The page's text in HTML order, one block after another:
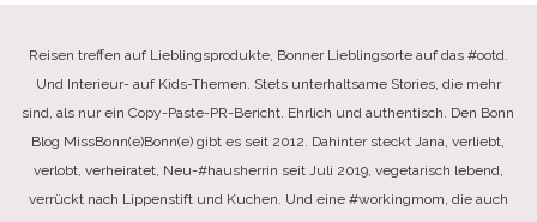
Reisen treffen auf Lieblingsprodukte, Bonner Lieblingsorte auf das #ootd.
Und Interieur- auf Kids-Themen. Stets unterhaltsame Stories, die mehr
sind, als nur ein Copy-Paste-PR-Bericht. Ehrlich und authentisch. Den Bonn
Blog MissBonn(e)Bonn(e) gibt es seit 2012. Dahinter steckt Jana, verliebt,
verlobt, verheiratet, Neu-#hausherrin seit Juli 2019, vegetarisch lebend,
verrückt nach Lippenstift und Kuchen. Und eine #workingmom, die auch